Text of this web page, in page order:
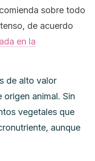
sobre todo
de acuerdo
en la
de alto valor
animal. Sin
vegetales que
aunque